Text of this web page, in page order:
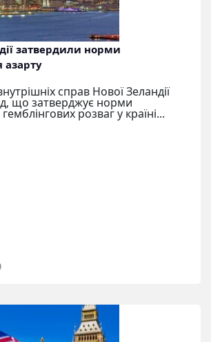
затвердили норми
азарту
справ Нової Зеландії
що затверджує норми
розваг у країні...